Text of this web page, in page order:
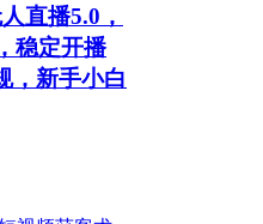
直播5.0，
稳定开播
，新手小白